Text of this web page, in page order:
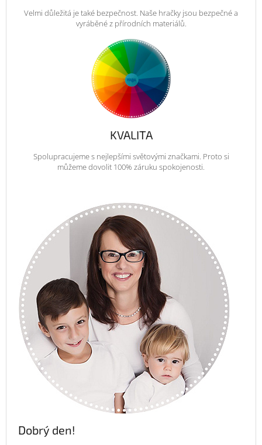
Velmi důležitá je také bezpečnost. Naše hračky jsou bezpečné a
vyráběné z přírodních materiálů.
KVALITA
Spolupracujeme s nejlepšími světovými značkami. Proto si
můžeme dovolit 100% záruku spokojenosti.
Dobrý den!